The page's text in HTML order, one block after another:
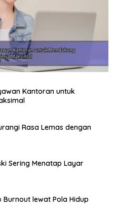
Kantoran untuk
Rasa Lemas dengan
Sering Menatap Layar
lewat Pola Hidup